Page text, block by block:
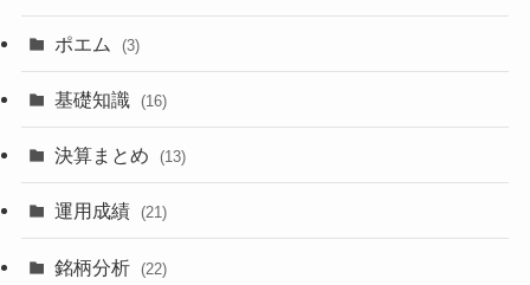
ポエム (3)
基礎知識 (16)
決算まとめ (13)
運用成績 (21)
銘柄分析 (22)